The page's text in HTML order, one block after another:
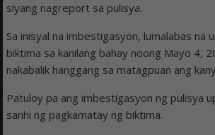
siyang nagreport sa pulisya.
Sa inisyal na imbestigasyon, lumalabas na
biktima sa kanilang bahay noong Mayo 4,
nakabalik hanggang sa matagpuan ang
Patuloy pa ang imbestigasyon ng pulisya
sanhi ng pagkamatay ng biktima.